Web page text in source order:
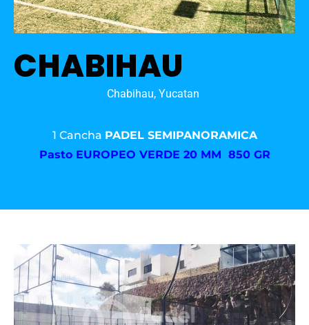
CHABIHAU
Chabihau, Yucatan
1 Cancha PADEL SEMIPANORAMICA
Pasto EUROPEO VERDE 20 MM 850 GR